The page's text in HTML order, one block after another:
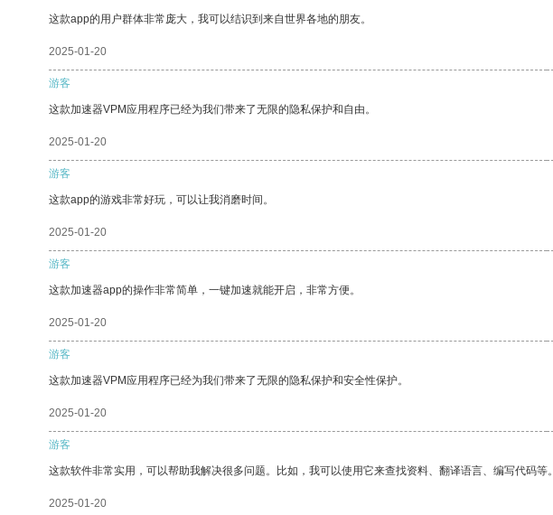
这款app的用户群体非常庞大，我可以结识到来自世界各地的朋友。
2025-01-20
游客
这款加速器VPM应用程序已经为我们带来了无限的隐私保护和自由。
2025-01-20
游客
这款app的游戏非常好玩，可以让我消磨时间。
2025-01-20
游客
这款加速器app的操作非常简单，一键加速就能开启，非常方便。
2025-01-20
游客
这款加速器VPM应用程序已经为我们带来了无限的隐私保护和安全性保护。
2025-01-20
游客
这款软件非常实用，可以帮助我解决很多问题。比如，我可以使用它来查找资料、翻译语言、编写代码等。
2025-01-20